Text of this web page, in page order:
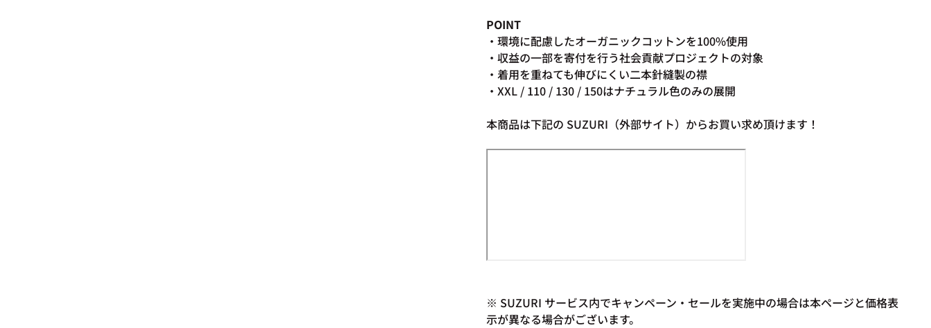
POINT
・環境に配慮したオーガニックコットンを100%使用
・収益の一部を寄付を行う社会貢献プロジェクトの対象
・着用を重ねても伸びにくい二本針縫製の襟
・XXL / 110 / 130 / 150はナチュラル色のみの展開
本商品は下記の SUZURI（外部サイト）からお買い求め頂けます！
※ SUZURI サービス内でキャンペーン・セールを実施中の場合は本ページと価格表
示が異なる場合がございます。